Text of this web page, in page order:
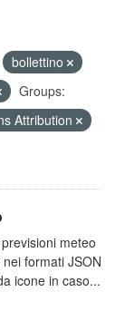
bollettino
Groups:
Attribution
meteo
formati JSON
icone in caso...